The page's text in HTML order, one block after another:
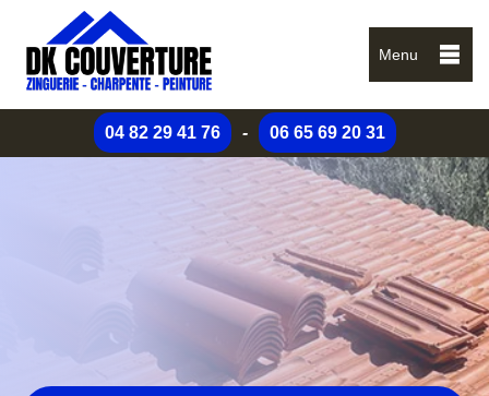
Menu
04 82 29 41 76 - 06 65 69 20 31